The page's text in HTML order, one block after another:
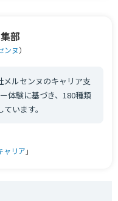
部
ンヌ）
メルセンヌのキャリア支
体験に基づき、180種類
います。
ャリア 」